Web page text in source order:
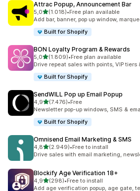
Attrac Popup, Announcement Bar
5,0stelle su 5
(1.018)
1018 recensioni totali
•Free plan available
Add bar, banner, pop up window,
Built for Shopify
BON Loyalty Program & Rewards
5,0stelle su 5
(1.809)
1809 recensioni totali
•Free plan available
Drive repeat sales with points, VIP tiers
Built for Shopify
SendWILL Pop up Email Popup
4,9stelle su 5
(7.476)
7476 recensioni totali
•Free
Newsletter pop-up windows, SMS &
Built for Shopify
Omnisend Email Marketing & SMS
4,8stelle su 5
(2.949)
2949 recensioni totali
•Free to install
Drive sales with email marketing,
Blockify Age Verification 18+
4,9stelle su 5
(298)
298 recensioni totali
•Free to install
Add age verification popup, age gate,